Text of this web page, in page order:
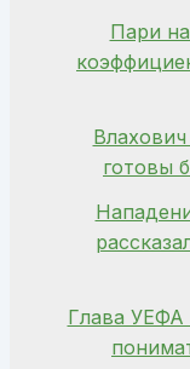
Пари
готовы
Глава УЕФА